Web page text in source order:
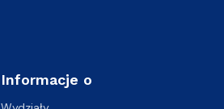
Informacje o